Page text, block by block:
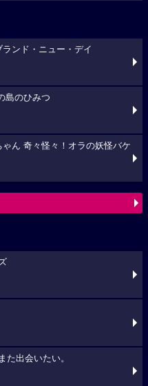
ンド・ニュー・デイ
島のひみつ
ん 奇々怪々！オラの妖怪バケ
た出会いたい。